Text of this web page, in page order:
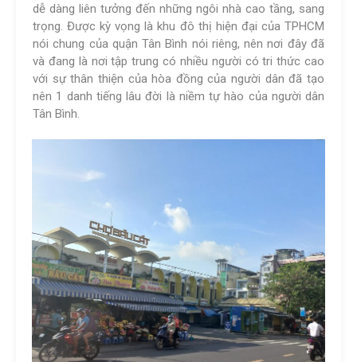
dễ dàng liên tưởng đến những ngôi nhà cao tầng, sang
trọng. Được kỳ vọng là khu đô thị hiện đại của TPHCM
nói chung của quận Tân Bình nói riêng, nên nơi đây đã
và đang là nơi tập trung có nhiều người có tri thức cao
với sự thân thiện của hòa đồng của người dân đã tạo
nên 1 danh tiếng lâu đời là niềm tự hào của người dân
Tân Bình.